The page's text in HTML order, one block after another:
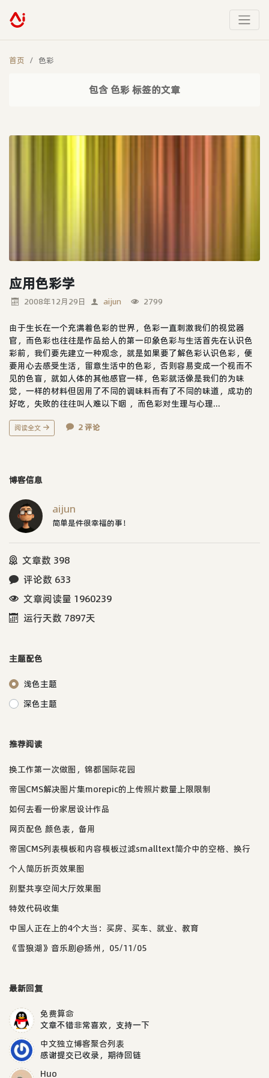
首页 色彩
包含 色彩 标签的文章
应用色彩学
2008年12月29日 aijun 2799
由于生长在一个充满着色彩的世界，色彩一直刺激我们的视觉器
官，而色彩也往往是作品给人的第一印象色彩与生活首先在认识色
彩前，我们要先建立一种观念，就是如果要了解色彩认识色彩，便
要用心去感受生活，留意生活中的色彩，否则容易变成一个视而不
见的色盲，就如人体的其他感官一样，色彩就活像是我们的为味
觉，一样的材料但因用了不同的调味料而有了不同的味道，成功的
好吃，失败的往往叫人难以下咽 ，而色彩对生理与心理...
阅读全文 2 评论
博客信息
aijun
简单是件很幸福的事！
文章数 398
评论数 633
文章阅读量 1960239
运行天数 7897天
主题配色
浅色主题
深色主题
推荐阅读
换工作第一次做图，锦都国际花园
帝国CMS解决图片集morepic的上传照片数量上限限制
如何去看一份家居设计作品
网页配色 颜色表，备用
帝国CMS列表模板和内容模板过滤smalltext简介中的空格、换行
个人简历折页效果图
别墅共享空间大厅效果图
特效代码收集
中国人正在上的4个大当：买房、买车、就业、教育
《雪狼湖》音乐剧@扬州，05/11/05
最新回复
免费算命
文章不错非常喜欢，支持一下
中文独立博客聚合列表
感谢提交已收录，期待回链
Huo